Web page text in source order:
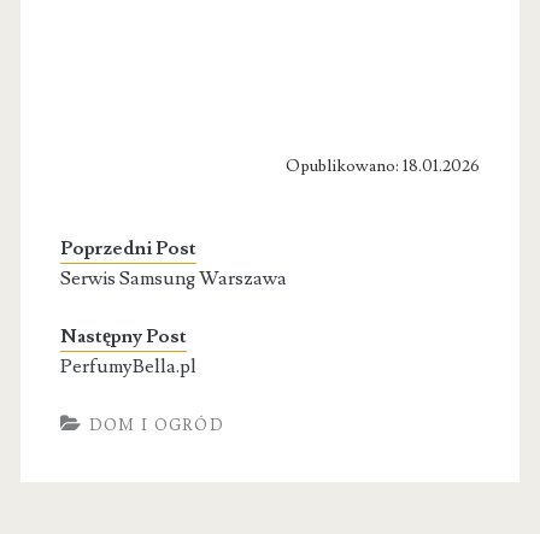
Opublikowano: 18.01.2026
Poprzedni Post
Serwis Samsung Warszawa
Następny Post
PerfumyBella.pl
DOM I OGRÓD